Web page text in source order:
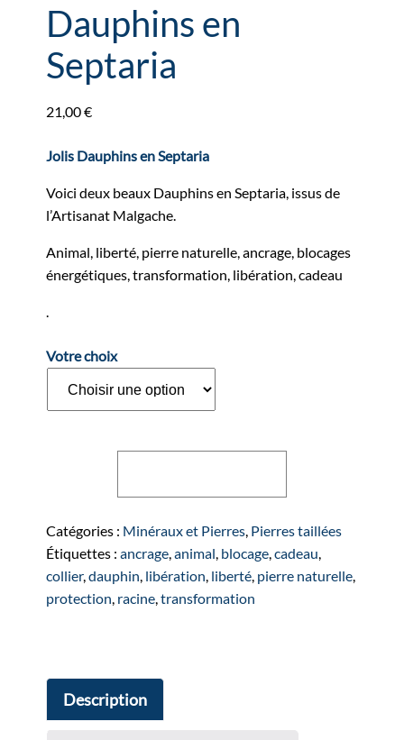
Dauphins en
Septaria
21,00€
Jolis Dauphins en Septaria
Voici deux beaux Dauphins en Septaria, issus de
l’Artisanat Malgache.
Animal, liberté, pierre naturelle, ancrage, blocages
énergétiques, transformation, libération, cadeau
.
Votre choix
en
Septaria
Catégories : Minéraux et Pierres, Pierres taillées
Étiquettes :ancrage,animal, blocage,cadeau,
collier,dauphin, libération, liberté, pierre naturelle,
protection, racine,transformation
Description